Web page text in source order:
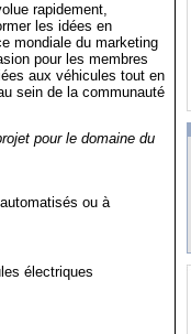
rapidement,
les idées en
mondiale du marketing
pour les membres
aux véhicules tout en
sein de la communauté
pour le domaine du
ou à
électriques